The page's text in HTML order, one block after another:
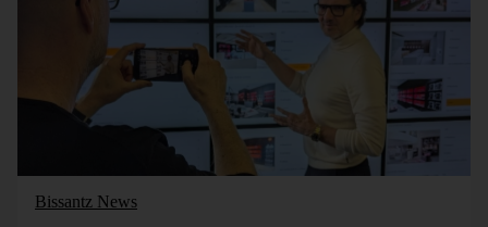
Bissantz News